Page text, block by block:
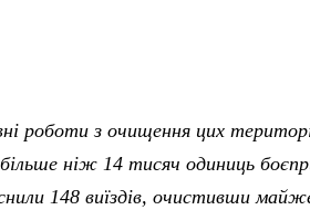
роботи з очищення цих
ніж 14 тисяч одиниць
148 виїздів, очистивши